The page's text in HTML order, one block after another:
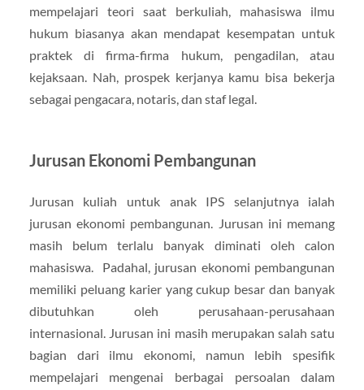
mempelajari teori saat berkuliah, mahasiswa ilmu
hukum biasanya akan mendapat kesempatan untuk
praktek di firma-firma hukum, pengadilan, atau
kejaksaan. Nah, prospek kerjanya kamu bisa bekerja
sebagai pengacara, notaris, dan staf legal.
Jurusan Ekonomi Pembangunan
Jurusan kuliah untuk anak IPS selanjutnya ialah
jurusan ekonomi pembangunan. Jurusan ini memang
masih belum terlalu banyak diminati oleh calon
mahasiswa. Padahal, jurusan ekonomi pembangunan
memiliki peluang karier yang cukup besar dan banyak
dibutuhkan oleh perusahaan-perusahaan
internasional. Jurusan ini masih merupakan salah satu
bagian dari ilmu ekonomi, namun lebih spesifik
mempelajari mengenai berbagai persoalan dalam